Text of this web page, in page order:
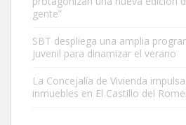
Leales.org » Gran Canaria
gente”
SBT despliega una amplia
juvenil para dinamizar el verano
La Concejalía de Vivienda
inmuebles en El Castillo del